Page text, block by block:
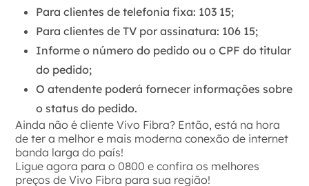
Para clientes de telefonia fixa: 103 15;
Para clientes de TV por assinatura: 106 15;
Informe o número do pedido ou o CPF do titular
do pedido;
O atendente poderá fornecer informações sobre
o status do pedido.
Ainda não é cliente Vivo Fibra? Então, está na hora
de ter a melhor e mais moderna conexão de internet
banda larga do país!
Ligue agora para o 0800 e confira os melhores
preços de Vivo Fibra para sua região!